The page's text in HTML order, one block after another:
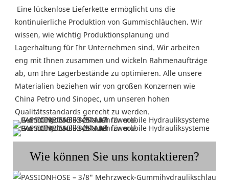
kontinuierliche Produktion von Gummischläuchen. Wir
wissen, wie wichtig Produktionsplanung und
Lagerhaltung für Ihr Unternehmen sind. Wir arbeiten
eng mit Ihnen zusammen und wickeln Rahmenaufträge
ab, um Ihre Lagerbestände zu optimieren. Alle unsere
Materialien beziehen wir von großen Konzernen wie
China Petro und Sinopec, um unseren hohen
Qualitätsstandards gerecht zu werden.
Wie können Sie uns kontaktieren?